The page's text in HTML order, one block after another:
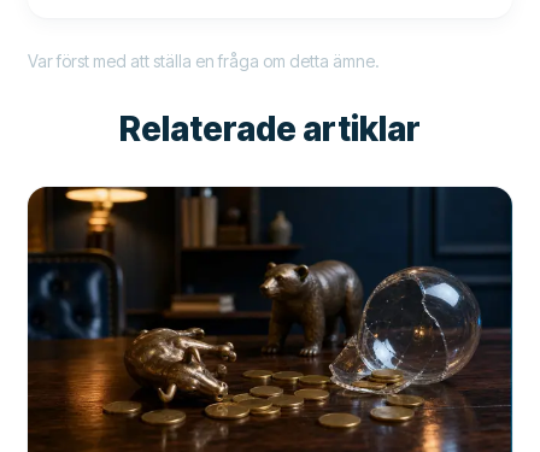
Var först med att ställa en fråga om detta ämne.
Relaterade artiklar